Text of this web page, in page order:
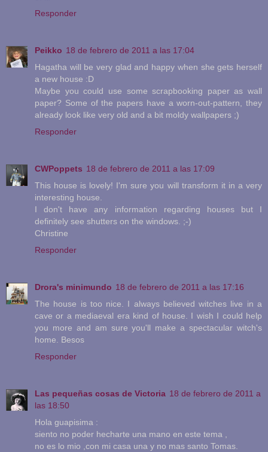
Responder
Peikko 18 de febrero de 2011 a las 17:04
Hagatha will be very glad and happy when she gets herself
a new house :D
Maybe you could use some scrapbooking paper as wall
paper? Some of the papers have a worn-out-pattern, they
already look like very old and a bit moldy wallpapers ;)
Responder
CWPoppets 18 de febrero de 2011 a las 17:09
This house is lovely! I'm sure you will transform it in a very
interesting house.
I don't have any information regarding houses but I
definitely see shutters on the windows. ;-)
Christine
Responder
Drora's minimundo 18 de febrero de 2011 a las 17:16
The house is too nice. I always believed witches live in a
cave or a mediaeval era kind of house. I wish I could help
you more and am sure you'll make a spectacular witch's
home. Besos
Responder
Las pequeñas cosas de Victoria 18 de febrero de 2011 a
las 18:50
Hola guapisima :
siento no poder hecharte una mano en este tema ,
no es lo mio ,con mi casa una y no mas santo Tomas.